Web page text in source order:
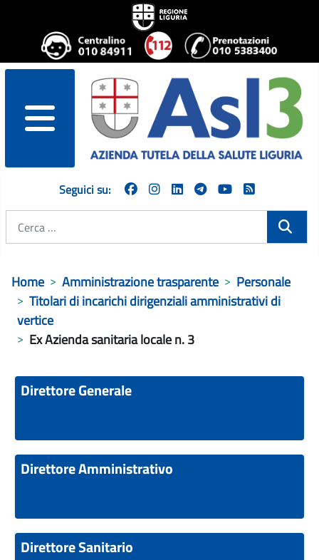
menu
Seguici su:
Home Amministrazione trasparente
Personale
Titolari di incarichi dirigenziali amministrativi di
vertice
Ex Azienda sanitaria locale n. 3
Direttore Generale
Direttore Amministrativo
Direttore Sanitario